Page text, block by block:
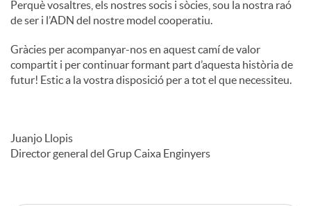
Perquè vosaltres, els nostres socis i sòcies, sou la nostra raó
de ser i l’ADN del nostre model cooperatiu.
Gràcies per acompanyar-nos en aquest camí de valor
compartit i per continuar formant part d’aquesta història de
futur! Estic a la vostra disposició per a tot el que necessiteu.
Juanjo Llopis
Director general del Grup Caixa Enginyers